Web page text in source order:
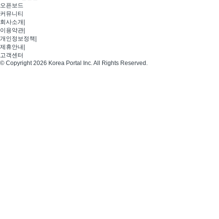
오픈보드
커뮤니티
회사소개
이용약관
개인정보정책
제휴안내
고객센터
© Copyright 2026 Korea Portal Inc. All Rights Reserved.